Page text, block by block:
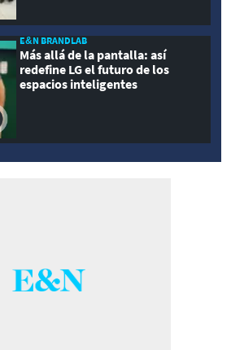
E&N BRANDLAB
Más allá de la pantalla: así
redefine LG el futuro de los
espacios inteligentes